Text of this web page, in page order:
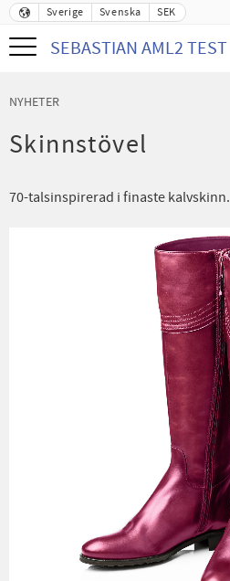
Meny
Sverige Svenska SEK
SEBASTIAN AML2 TEST
NYHETER
Skinnstövel
70-talsinspirerad i finaste kalvskinn.